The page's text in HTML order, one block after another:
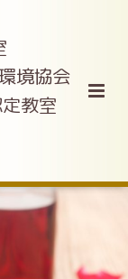
境協会
定教室